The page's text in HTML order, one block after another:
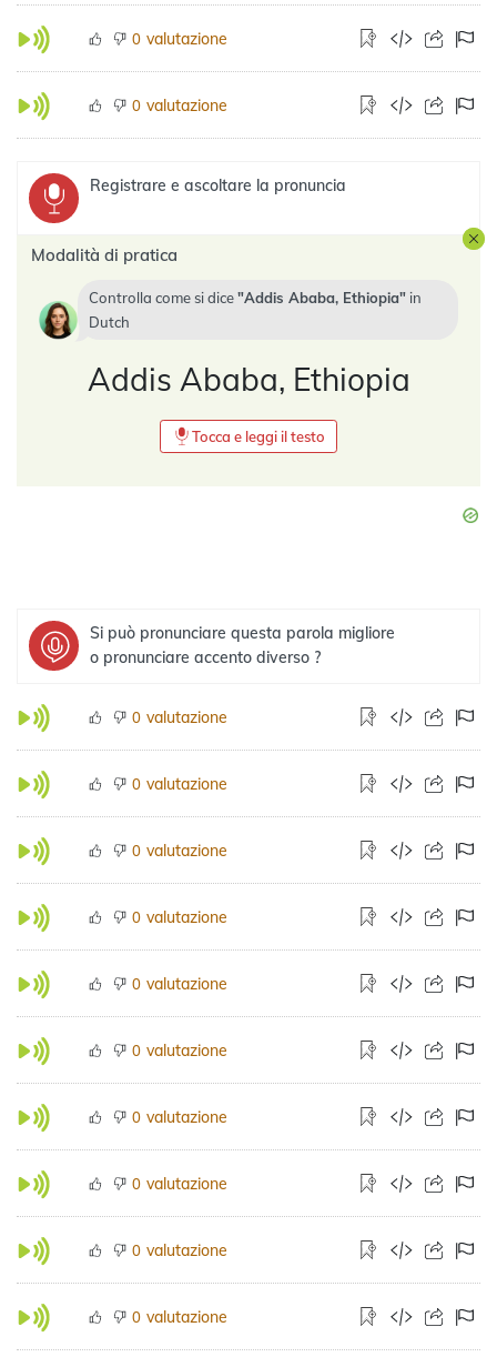
0 valutazione
0 valutazione
Registrare e ascoltare la pronuncia
Modalità di pratica
Controlla come si dice Addis Ababa, Ethiopia
in
Dutch
Addis Ababa, Ethiopia
Tocca e leggi il testo
Si può pronunciare questa parola migliore
o pronunciare accento diverso ?
0 valutazione
0 valutazione
0 valutazione
0 valutazione
0 valutazione
0 valutazione
0 valutazione
0 valutazione
0 valutazione
0 valutazione